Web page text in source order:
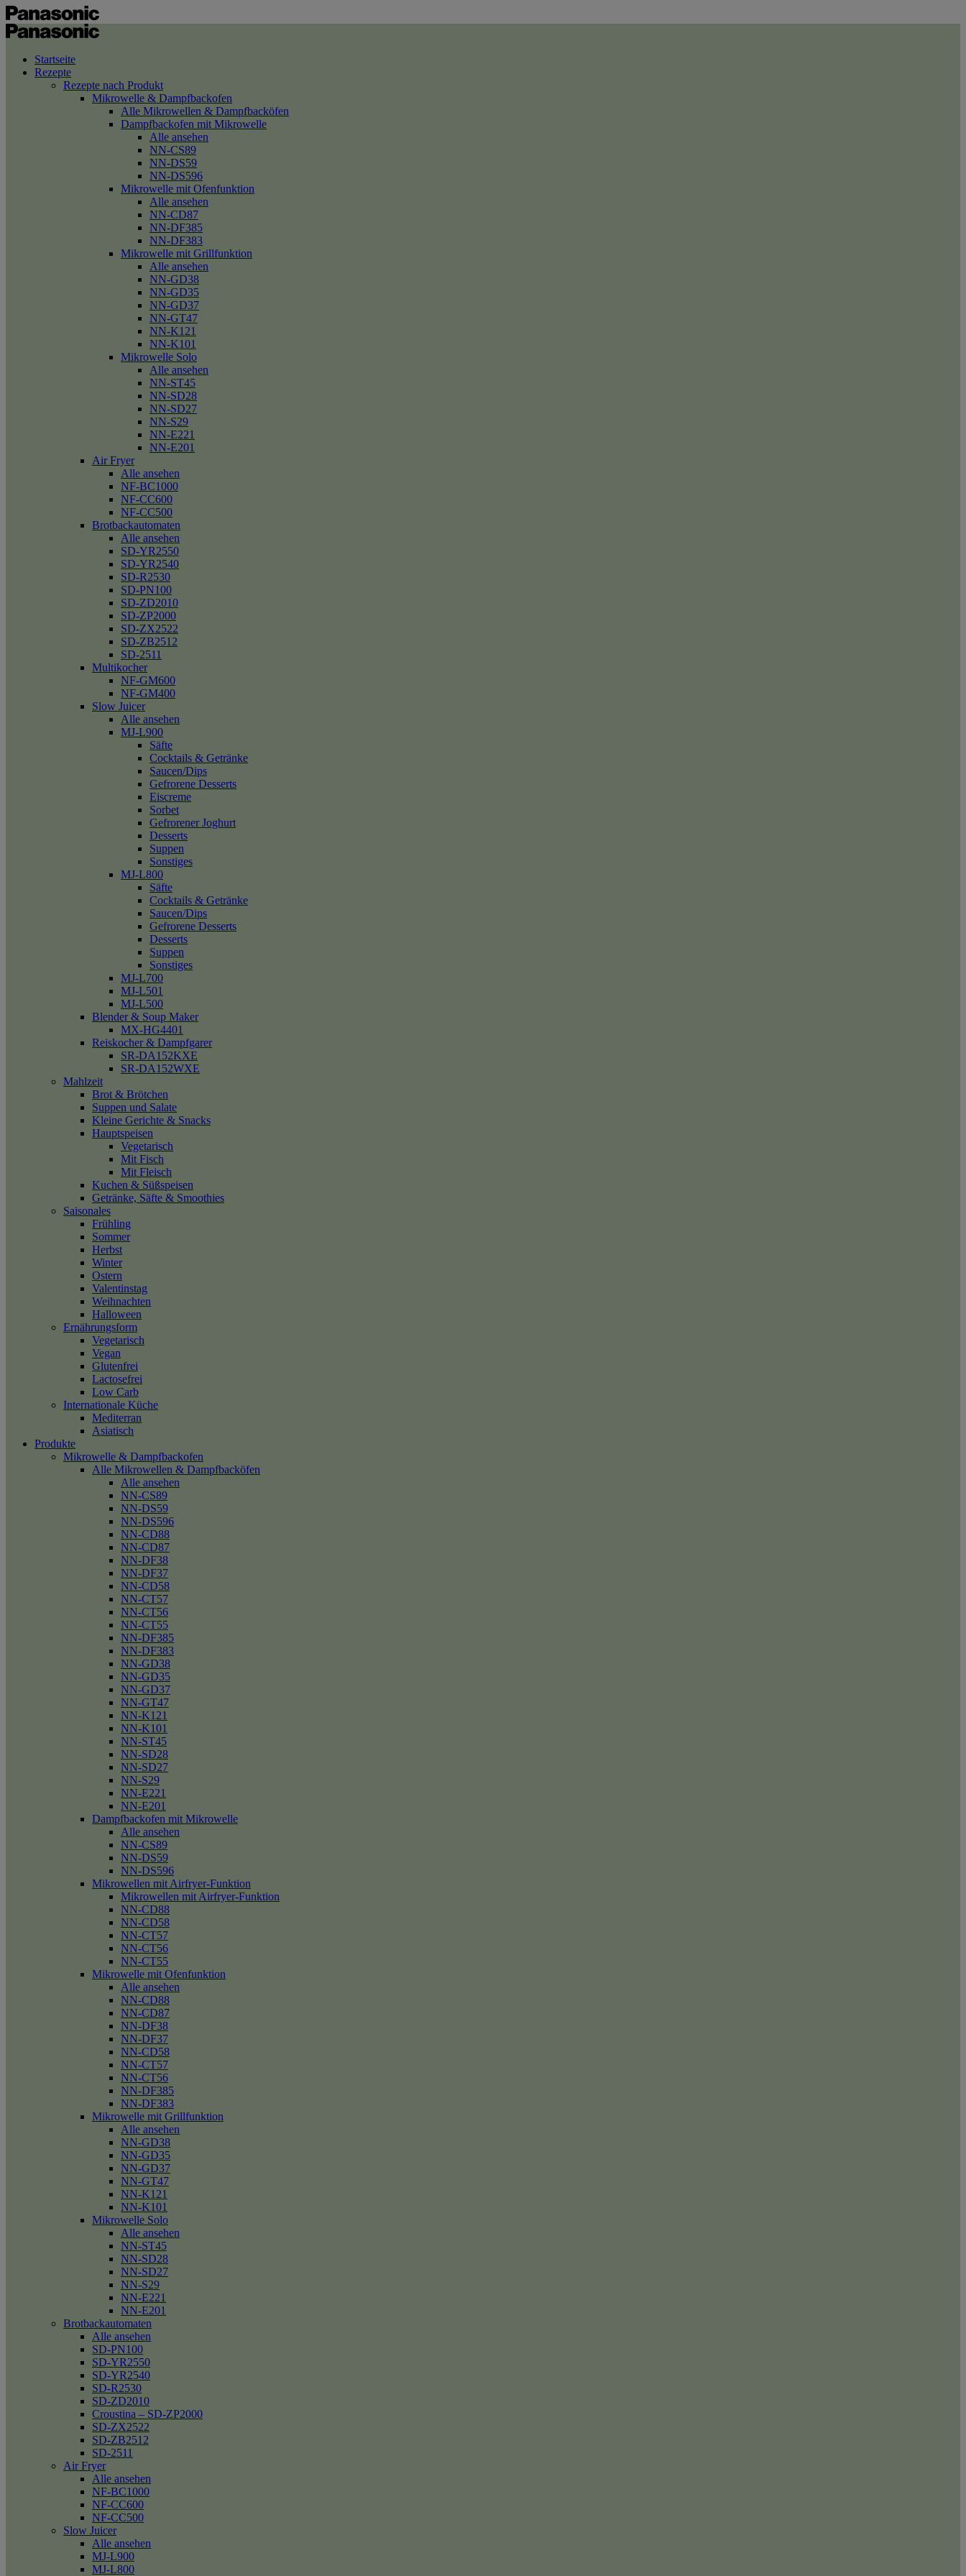
Startseite
Rezepte
Rezepte nach Produkt
Mikrowelle & Dampfbackofen
Alle Mikrowellen & Dampfbacköfen
Dampfbackofen mit Mikrowelle
Alle ansehen
NN-CS89
NN-DS59
NN-DS596
Mikrowelle mit Ofenfunktion
Alle ansehen
NN-CD87
NN-DF385
NN-DF383
Mikrowelle mit Grillfunktion
Alle ansehen
NN-GD38
NN-GD35
NN-GD37
NN-GT47
NN-K121
NN-K101
Mikrowelle Solo
Alle ansehen
NN-ST45
NN-SD28
NN-SD27
NN-S29
NN-E221
NN-E201
Air Fryer
Alle ansehen
NF-BC1000
NF-CC600
NF-CC500
Brotbackautomaten
Alle ansehen
SD-YR2550
SD-YR2540
SD-R2530
SD-PN100
SD-ZD2010
SD-ZP2000
SD-ZX2522
SD-ZB2512
SD-2511
Multikocher
NF-GM600
NF-GM400
Slow Juicer
Alle ansehen
MJ-L900
Säfte
Cocktails & Getränke
Saucen/Dips
Gefrorene Desserts
Eiscreme
Sorbet
Gefrorener Joghurt
Desserts
Suppen
Sonstiges
MJ-L800
Säfte
Cocktails & Getränke
Saucen/Dips
Gefrorene Desserts
Desserts
Suppen
Sonstiges
MJ-L700
MJ-L501
MJ-L500
Blender & Soup Maker
MX-HG4401
Reiskocher & Dampfgarer
SR-DA152KXE
SR-DA152WXE
Mahlzeit
Brot & Brötchen
Suppen und Salate
Kleine Gerichte & Snacks
Hauptspeisen
Vegetarisch
Mit Fisch
Mit Fleisch
Kuchen & Süßspeisen
Getränke, Säfte & Smoothies
Saisonales
Frühling
Sommer
Herbst
Winter
Ostern
Valentinstag
Weihnachten
Halloween
Ernährungsform
Vegetarisch
Vegan
Glutenfrei
Lactosefrei
Low Carb
Internationale Küche
Mediterran
Asiatisch
Produkte
Mikrowelle & Dampfbackofen
Alle Mikrowellen & Dampfbacköfen
Alle ansehen
NN-CS89
NN-DS59
NN-DS596
NN-CD88
NN-CD87
NN-DF38
NN-DF37
NN-CD58
NN-CT57
NN-CT56
NN-CT55
NN-DF385
NN-DF383
NN-GD38
NN-GD35
NN-GD37
NN-GT47
NN-K121
NN-K101
NN-ST45
NN-SD28
NN-SD27
NN-S29
NN-E221
NN-E201
Dampfbackofen mit Mikrowelle
Alle ansehen
NN-CS89
NN-DS59
NN-DS596
Mikrowellen mit Airfryer-Funktion
Mikrowellen mit Airfryer-Funktion
NN-CD88
NN-CD58
NN-CT57
NN-CT56
NN-CT55
Mikrowelle mit Ofenfunktion
Alle ansehen
NN-CD88
NN-CD87
NN-DF38
NN-DF37
NN-CD58
NN-CT57
NN-CT56
NN-DF385
NN-DF383
Mikrowelle mit Grillfunktion
Alle ansehen
NN-GD38
NN-GD35
NN-GD37
NN-GT47
NN-K121
NN-K101
Mikrowelle Solo
Alle ansehen
NN-ST45
NN-SD28
NN-SD27
NN-S29
NN-E221
NN-E201
Brotbackautomaten
Alle ansehen
SD-PN100
SD-YR2550
SD-YR2540
SD-R2530
SD-ZD2010
Croustina – SD-ZP2000
SD-ZX2522
SD-ZB2512
SD-2511
Air Fryer
Alle ansehen
NF-BC1000
NF-CC600
NF-CC500
Slow Juicer
Alle ansehen
MJ-L900
MJ-L800